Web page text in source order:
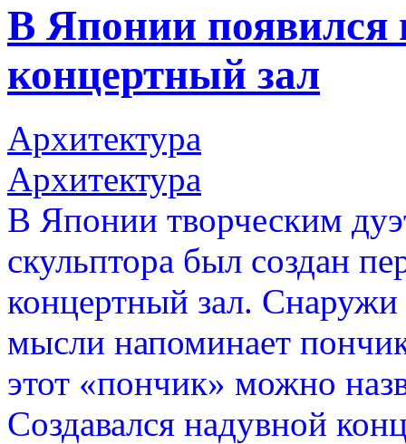
В Японии появился
концертный зал
Архитектура
Архитектура
В Японии творческим
скульптора был создан
концертный зал. Снаружи
мысли напоминает
этот «пончик» можно
Создавался надувной